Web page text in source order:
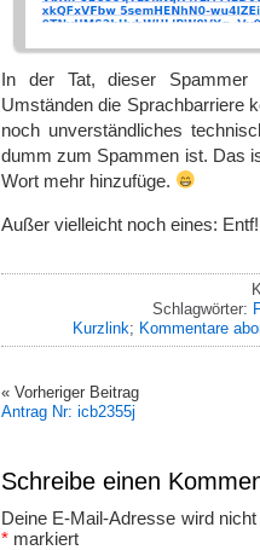
In der Tat, dieser Spammer
Umständen die Sprachbarriere
noch unverständliches
dumm zum Spammen ist. Das
Wort mehr hinzufüge.
Außer vielleicht noch eines: Entf!
Schlagwörter:
Kurzlink; Kommentare
« Vorheriger Beitrag
Antrag Nr: icb2355j
Schreibe einen
Deine E-Mail-Adresse wird
* markiert